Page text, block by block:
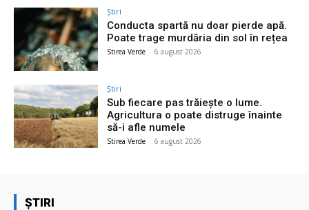
Știri
Conducta spartă nu doar pierde apă.
Poate trage murdăria din sol în rețea
Stirea Verde - 6 august 2026
Știri
Sub fiecare pas trăiește o lume.
Agricultura o poate distruge înainte
să-i afle numele
Stirea Verde - 6 august 2026
ȘTIRI